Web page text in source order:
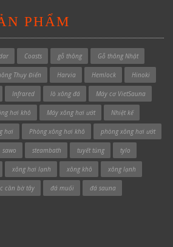
PHẨM
Coasts gỗ thông Gỗ thông Nhật
Thụy Điển Harvia Hemlock Hinoki
Infrared lò xông đá Máy cơ VietSauna
hơi khô Máy xông hơi ướt Nhiệt kế
hơi Phòng xông hơi khô phòng xông hơi ướt
sawo steambath tuyết tùng tylo
xông hơi lạnh xông khô xông lạnh
cần bờ tây đá muối đá sauna